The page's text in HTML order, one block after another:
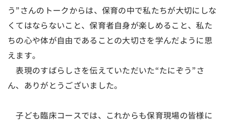
う”さんのトークからは、保育の中で私たちが大切にしな
くてはならないこと、保育者自身が楽しめること、私た
ちの心や体が自由であることの大切さを学んだように思
えます。
表現のすばらしさを伝えていただいた“たにぞう”さ
ん、ありがとうございました。
子ども臨床コースでは、これからも保育現場の皆様に